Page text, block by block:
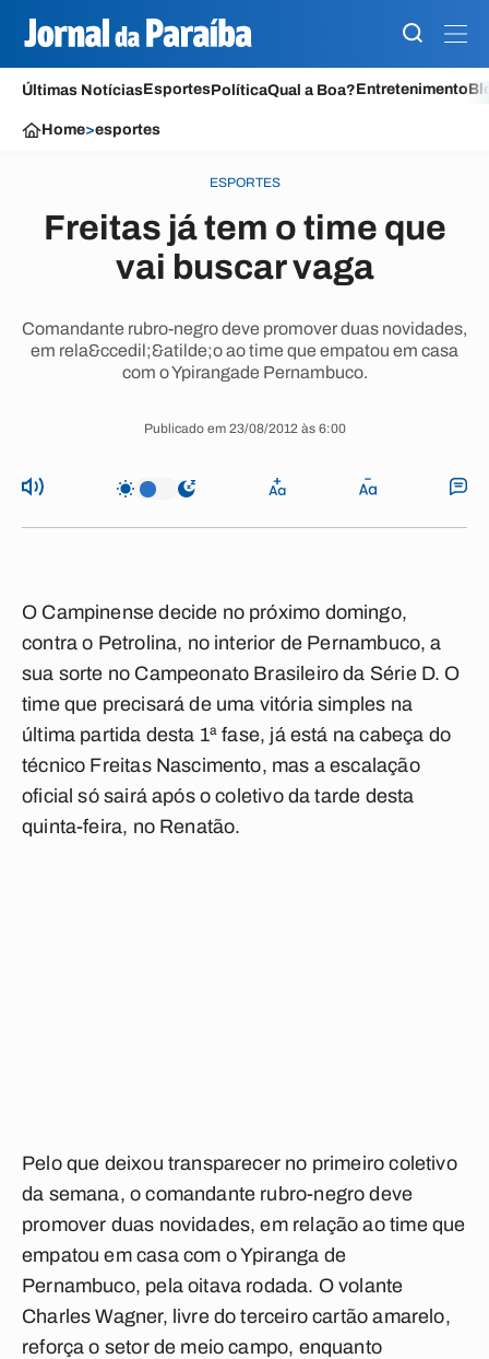
Últimas NotíciasEsportesPolíticaQual a Boa?Entretenimento
Home>esportes
ESPORTES
Freitas já tem o time que
vai buscar vaga
Comandante rubro-negro deve promover duas novidades,
em rela&ccedil;&atilde;o ao time que empatou em casa
com o Ypirangade Pernambuco.
Publicado em 23/08/2012 às 6:00
O Campinense decide no próximo domingo,
contra o Petrolina, no interior de Pernambuco, a
sua sorte no Campeonato Brasileiro da Série D. O
time que precisará de uma vitória simples na
última partida desta 1ª fase, já está na cabeça do
técnico Freitas Nascimento, mas a escalação
oficial só sairá após o coletivo da tarde desta
quinta-feira, no Renatão.
Pelo que deixou transparecer no primeiro coletivo
da semana, o comandante rubro-negro deve
promover duas novidades, em relação ao time que
empatou em casa com o Ypiranga de
Pernambuco, pela oitava rodada. O volante
Charles Wagner, livre do terceiro cartão amarelo,
reforça o setor de meio campo, enquanto